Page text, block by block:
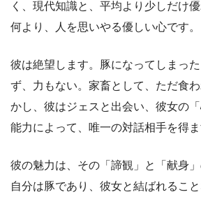
く、現代知識と、平均より少しだけ
何より、人を思いやる優しい心です。
彼は絶望します。豚になってしまっ
ず、力もない。家畜として、ただ食
かし、彼はジェスと出会い、彼女の「
能力によって、唯一の対話相手を得ま
彼の魅力は、その「諦観」と「献身」
自分は豚であり、彼女と結ばれるこ